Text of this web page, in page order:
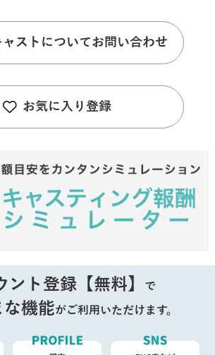
ャストについてお問い合わせ
お気に入り登録
ント登録【無料】 で
な機能がご利用いただけます。